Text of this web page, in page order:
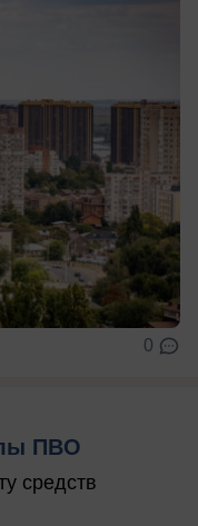
0
ПВО
средств